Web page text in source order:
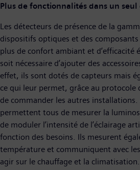
Plus de fonctionnalités dans un
Les détecteurs de présence de la
dispositifs optiques et des
plus de confort ambiant et d’efficacité
soit nécessaire d’ajouter des
effet, ils sont dotés de capteurs mais
ce qui leur permet, grâce au protocole
de commander les autres
permettent tous de mesurer la
de moduler l’intensité de l’éclairage
fonction des besoins. Ils mesurent
température et communiquent avec
agir sur le chauffage et la climatisation.